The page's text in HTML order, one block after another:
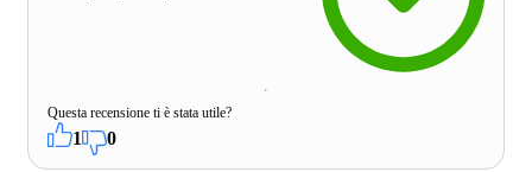
Questa recensione ti è stata utile?
1 0